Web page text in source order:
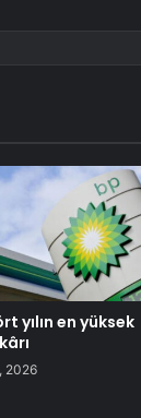
yılın en yüksek
2026